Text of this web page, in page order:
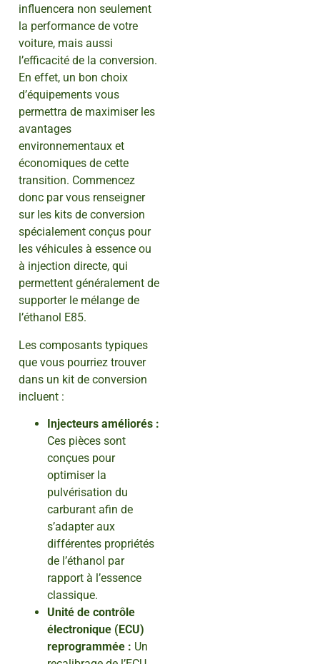
influencera non seulement
la performance de votre
voiture, mais aussi
l’efficacité de la conversion.
En effet, un bon choix
d’équipements vous
permettra de maximiser les
avantages
environnementaux et
économiques de cette
transition. Commencez
donc par vous renseigner
sur les kits de conversion
spécialement conçus pour
les véhicules à essence ou
à injection directe, qui
permettent généralement de
supporter le mélange de
l’éthanol E85.
Les composants typiques
que vous pourriez trouver
dans un kit de conversion
incluent :
Injecteurs améliorés :
Ces pièces sont
conçues pour
optimiser la
pulvérisation du
carburant afin de
s’adapter aux
différentes propriétés
de l’éthanol par
rapport à l’essence
classique.
Unité de contrôle
électronique (ECU)
reprogrammée : Un